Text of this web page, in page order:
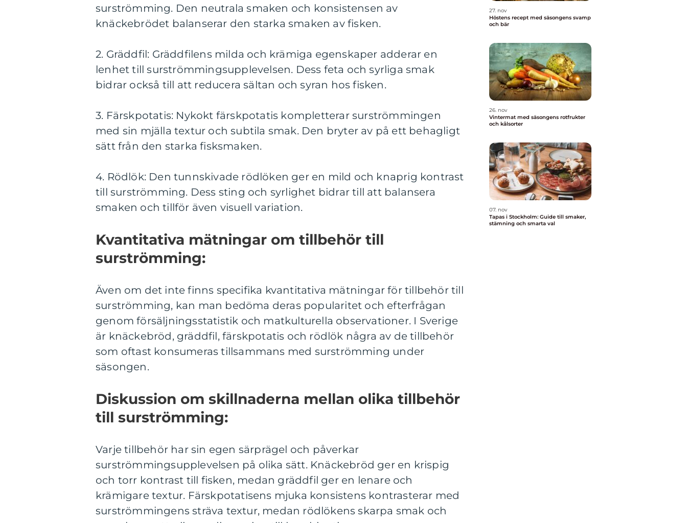
surströmming. Den neutrala smaken och konsistensen av
knäckebrödet balanserar den starka smaken av fisken.
2. Gräddfil: Gräddfilens milda och krämiga egenskaper adderar en
lenhet till surströmmingsupplevelsen. Dess feta och syrliga smak
bidrar också till att reducera sältan och syran hos fisken.
3. Färskpotatis: Nykokt färskpotatis kompletterar surströmmingen
med sin mjälla textur och subtila smak. Den bryter av på ett behagligt
sätt från den starka fisksmaken.
4. Rödlök: Den tunnskivade rödlöken ger en mild och knaprig kontrast
till surströmming. Dess sting och syrlighet bidrar till att balansera
smaken och tillför även visuell variation.
Kvantitativa mätningar om tillbehör till
surströmming:
Även om det inte finns specifika kvantitativa mätningar för tillbehör till
surströmming, kan man bedöma deras popularitet och efterfrågan
genom försäljningsstatistik och matkulturella observationer. I Sverige
är knäckebröd, gräddfil, färskpotatis och rödlök några av de tillbehör
som oftast konsumeras tillsammans med surströmming under
säsongen.
Diskussion om skillnaderna mellan olika tillbehör
till surströmming:
Varje tillbehör har sin egen särprägel och påverkar
surströmmingsupplevelsen på olika sätt. Knäckebröd ger en krispig
och torr kontrast till fisken, medan gräddfil ger en lenare och
krämigare textur. Färskpotatisens mjuka konsistens kontrasterar med
surströmmingens sträva textur, medan rödlökens skarpa smak och
27. nov
Höstens recept med säsongens svamp
och bär
26. nov
Vintermat med säsongens rotfrukter
och kålsorter
07. nov
Tapas i Stockholm: Guide till smaker,
stämning och smarta val